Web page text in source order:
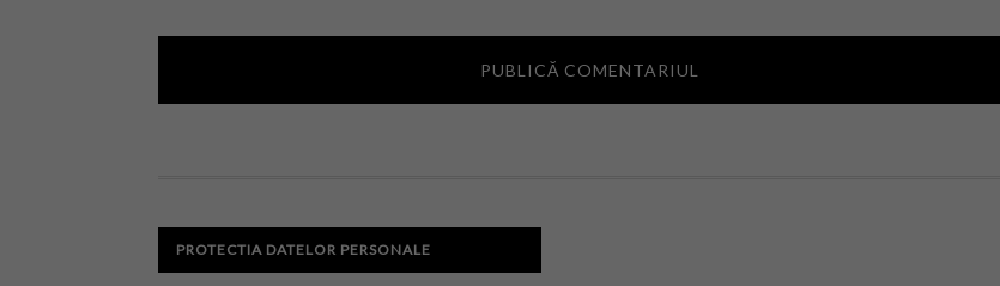
PROTECTIA DATELOR PERSONALE